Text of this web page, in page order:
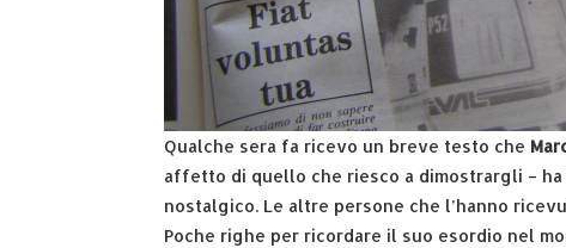
Qualche sera fa ricevo un breve testo che
affetto di quello che riesco a dimostrargli –
nostalgico. Le altre persone che l’hanno
Poche righe per ricordare il suo esordio nel